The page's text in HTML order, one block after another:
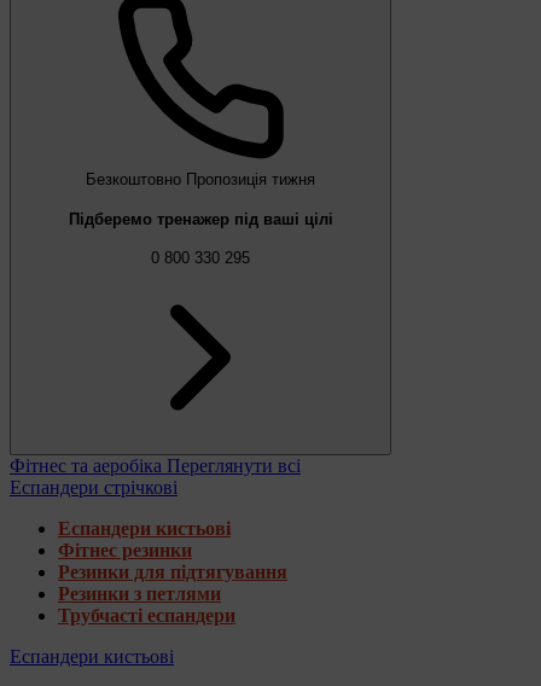
Безкоштовно Пропозиція тижня
Підберемо тренажер під ваші цілі
0 800 330 295
Фітнес та аеробіка Переглянути всі
Еспандери стрічкові
Еспандери кистьові
Фітнес резинки
Резинки для підтягування
Резинки з петлями
Трубчасті еспандери
Еспандери кистьові